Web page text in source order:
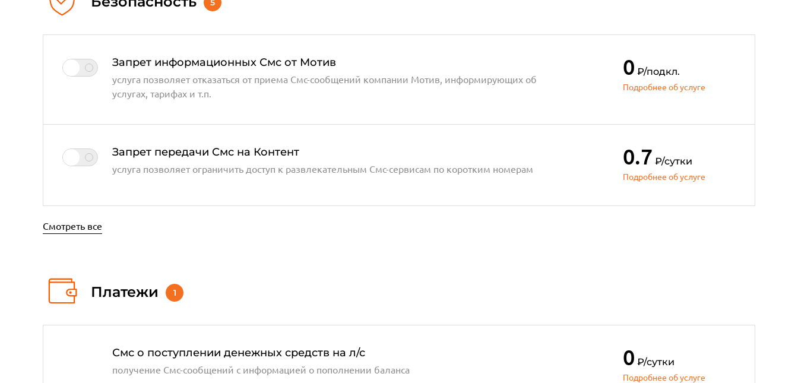
5
Запрет информационных Смс от Мотив
услуга позволяет отказаться от приема Смс-сообщений компании Мотив, информирующих об
услугах, тарифах и т.п.
0 ₽/подкл.
Подробнее об услуге
Запрет передачи Смс на Контент
услуга позволяет ограничить доступ к развлекательным Смс-сервисам по коротким номерам 0.7 ₽/сутки
Подробнее об услуге
Смотреть все
Платежи 1
Смс о поступлении денежных средств на л/с
получение Смс-сообщений с информацией о пополнении баланса 0 ₽/сутки
Подробнее об услуге